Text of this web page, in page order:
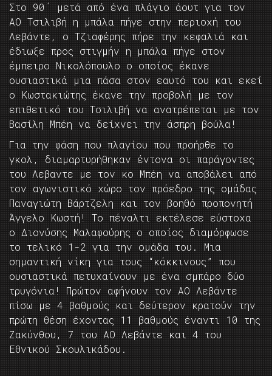
Στο 90΄ μετά από ένα πλάγιο άουτ για τον
ΑΟ Τσιλιβή η μπάλα πήγε στην περιοχή του
Λεβάντε, ο Τζιαφέρης πήρε την κεφαλιά και
έδιωξε προς στιγμήν η μπάλα πήγε στον
έμπειρο Νικολόπουλο ο οποίος έκανε
ουσιαστικά μια πάσα στον εαυτό του και εκεί
ο Κωστακιώτης έκανε την προβολή με τον
επιθετικό του Τσιλιβή να ανατρέπεται με τον
Βασίλη Μπέη να δείχνει την άσπρη βούλα!
Για την φάση που πλαγίου που προήρθε το
γκολ, διαμαρτυρήθηκαν έντονα οι παράγοντες
του Λεβαντε με τον κο Μπέη να αποβάλει από
τον αγωνιστικό χώρο τον πρόεδρο της ομάδας
Παναγιώτη Βάρτζελη και τον βοηθό προπονητή
Άγγελο Κωστή! Το πέναλτι εκτέλεσε εύστοχα
ο Διονύσης Μαλαφούρης ο οποίος διαμόρφωσε
το τελικό 1-2 για την ομάδα του. Μια
σημαντική νίκη για τους “κόκκινους” που
ουσιαστικά πετυχαίνουν με ένα σμπάρο δύο
τρυγόνια! Πρώτον αφήνουν τον ΑΟ Λεβάντε
πίσω με 4 βαθμούς και δεύτερον κρατούν την
πρώτη θέση έχοντας 11 βαθμούς έναντι 10 της
Ζακύνθου, 7 του ΑΟ Λεβάντε και 4 του
Εθνικού Σκουλικάδου.